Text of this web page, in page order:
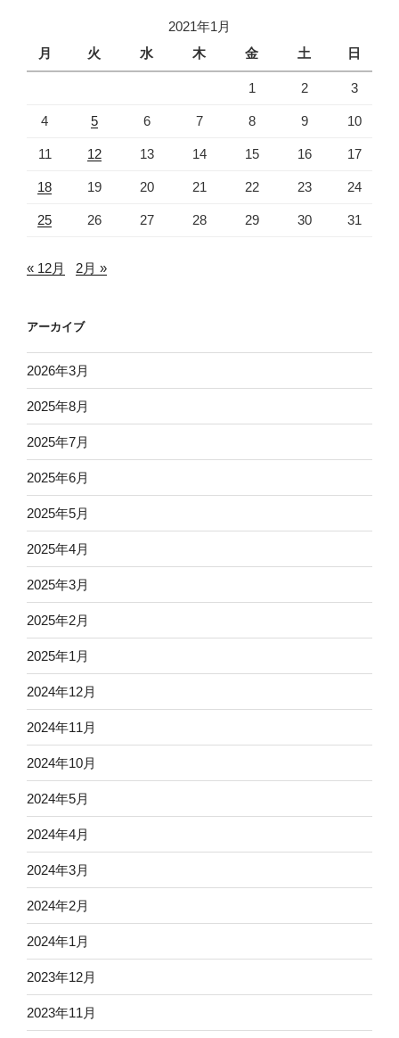
2021年1月
月
火 水 木 金 土 日
1 2 3
4 5 6 7 8 9 10
11 12 13 14 15 16 17
18 19 20 21 22 23 24
25 26 27 28 29 30 31
« 12月 2月 »
アーカイブ
2026年3月
2025年8月
2025年7月
2025年6月
2025年5月
2025年4月
2025年3月
2025年2月
2025年1月
2024年12月
2024年11月
2024年10月
2024年5月
2024年4月
2024年3月
2024年2月
2024年1月
2023年12月
2023年11月